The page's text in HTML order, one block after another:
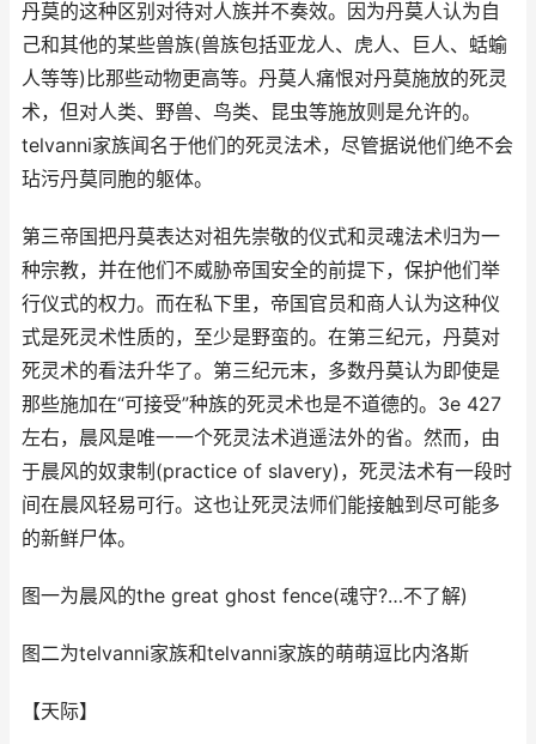
丹莫的这种区别对待对人族并不奏效。因为丹莫人认为自
己和其他的某些兽族(兽族包括亚龙人、虎人、巨人、蛞蝓
人等等)比那些动物更高等。丹莫人痛恨对丹莫施放的死灵
术，但对人类、野兽、鸟类、昆虫等施放则是允许的。
telvanni家族闻名于他们的死灵法术，尽管据说他们绝不会
玷污丹莫同胞的躯体。
第三帝国把丹莫表达对祖先崇敬的仪式和灵魂法术归为一
种宗教，并在他们不威胁帝国安全的前提下，保护他们举
行仪式的权力。而在私下里，帝国官员和商人认为这种仪
式是死灵术性质的，至少是野蛮的。在第三纪元，丹莫对
死灵术的看法升华了。第三纪元末，多数丹莫认为即使是
那些施加在“可接受”种族的死灵术也是不道德的。3e 427
左右，晨风是唯一一个死灵法术逍遥法外的省。然而，由
于晨风的奴隶制(practice of slavery)，死灵法术有一段时
间在晨风轻易可行。这也让死灵法师们能接触到尽可能多
的新鲜尸体。
图一为晨风的the great ghost fence(魂守?…不了解)
图二为telvanni家族和telvanni家族的萌萌逗比内洛斯
【天际】